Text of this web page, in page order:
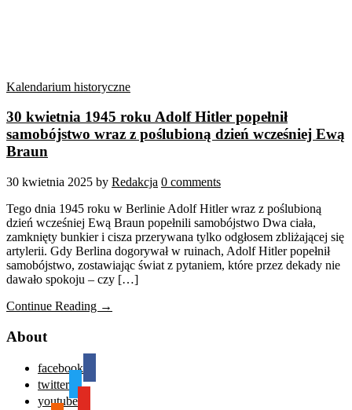
Kalendarium historyczne
30 kwietnia 1945 roku Adolf Hitler popełnił
samobójstwo wraz z poślubioną dzień wcześniej Ewą
Braun
30 kwietnia 2025 by Redakcja 0 comments
Tego dnia 1945 roku w Berlinie Adolf Hitler wraz z poślubioną
dzień wcześniej Ewą Braun popełnili samobójstwo Dwa ciała,
zamknięty bunkier i cisza przerywana tylko odgłosem zbliżającej się
artylerii. Gdy Berlina dogorywał w ruinach, Adolf Hitler popełnił
samobójstwo, zostawiając świat z pytaniem, które przez dekady nie
dawało spokoju – czy […]
Continue Reading →
About
facebook
twitter
youtube